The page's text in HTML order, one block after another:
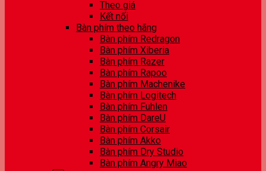
Theo giá
Kết nối
Bàn phím theo hãng
Bàn phím Redragon
Bàn phím Xiberia
Bàn phím Razer
Bàn phím Rapoo
Bàn phím Machenike
Bàn phím Logitech
Bàn phím Fuhlen
Bàn phím DareU
Bàn phím Corsair
Bàn phím Akko
Bàn phím Dry Studio
Bàn phím Angry Miao